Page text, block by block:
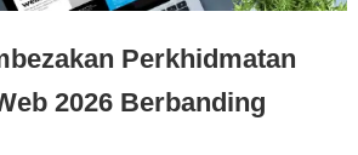
Perkhidmatan
2026 Berbanding